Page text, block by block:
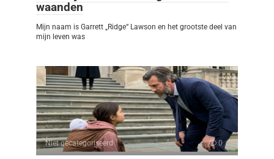
waanden
Mijn naam is Garrett „Ridge“ Lawson en het grootste deel van
mijn leven was
Niet gecategoriseerd 0